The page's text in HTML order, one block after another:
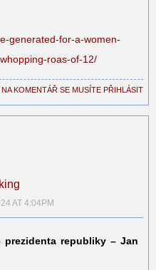
generated-for-a-women-
roas-of-12/
KOMENTÁŘ SE MUSÍTE PŘIHLÁSIT
AT 4:04PM
republiky – Jan